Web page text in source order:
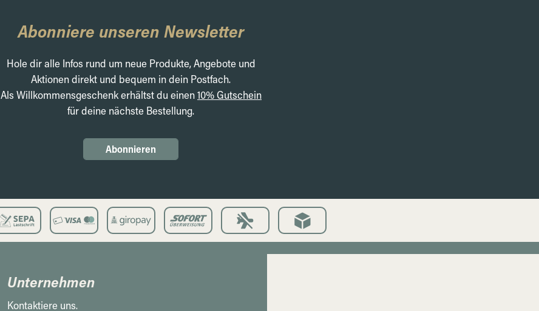
Abonniere unseren Newsletter
Hole dir alle Infos rund um neue Produkte, Angebote und
Aktionen direkt und bequem in dein Postfach.
Als Willkommensgeschenk erhältst du einen10% Gutschein
für deine nächste Bestellung.
Abonnieren
Unternehmen
Kontaktiere uns.